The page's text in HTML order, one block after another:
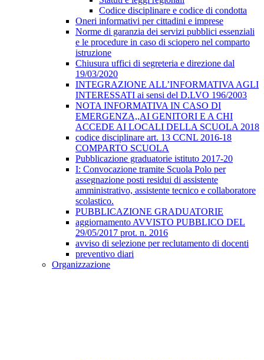
Codice disciplinare e codice di condotta
Oneri informativi per cittadini e imprese
Norme di garanzia dei servizi pubblici essenziali
e le procedure in caso di sciopero nel comparto
istruzione
Chiusura uffici di segreteria e direzione dal
19/03/2020
INTEGRAZIONE ALL’INFORMATIVA AGLI
INTERESSATI ai sensi del D.LVO 196/2003
NOTA INFORMATIVA IN CASO DI
EMERGENZA,,AI GENITORI E A CHI
ACCEDE AI LOCALI DELLA SCUOLA 2018
codice disciplinare art. 13 CCNL 2016-18
COMPARTO SCUOLA
Pubblicazione graduatorie istituto 2017-20
I: Convocazione tramite Scuola Polo per
assegnazione posti residui di assistente
amministrativo, assistente tecnico e collaboratore
scolastico.
PUBBLICAZIONE GRADUATORIE
aggiornamento AVVISTO PUBBLICO DEL
29/05/2017 prot. n. 2016
avviso di selezione per reclutamento di docenti
preventivo diari
Organizzazione